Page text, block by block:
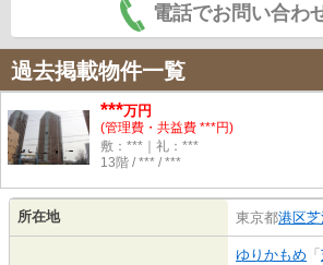
電話でお問い合わ
過去掲載物件一覧
***万円
(管理費・共益費 ***円)
敷：***｜礼：***
13階 / *** / ***
所在地 東京都港区
ゆりかもめ 「